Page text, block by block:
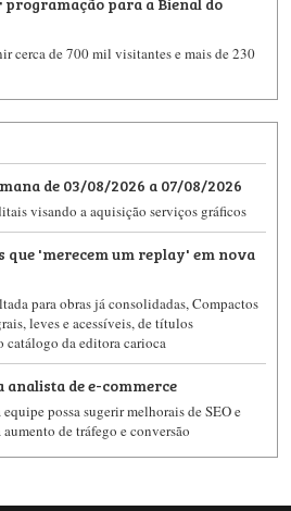
cerca de 700 mil visitantes e mais de 230
de 03/08/2026 a 07/08/2026
visando a aquisição serviços gráficos
que 'merecem um replay' em nova
para obras já consolidadas, Compactos
leves e acessíveis, de títulos
catálogo da editora carioca
de e-commerce
possa sugerir melhorais de SEO e
de tráfego e conversão